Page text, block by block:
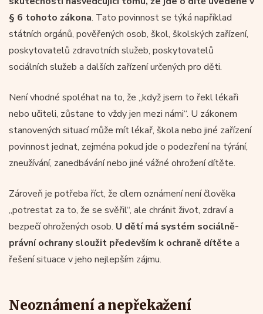
§ 6 tohoto zákona. Tato povinnost se týká například
státních orgánů, pověřených osob, škol, školských zařízení,
poskytovatelů zdravotních služeb, poskytovatelů
sociálních služeb a dalších zařízení určených pro děti.
Není vhodné spoléhat na to, že „když jsem to řekl lékaři
nebo učiteli, zůstane to vždy jen mezi námi“. U zákonem
stanovených situací může mít lékař, škola nebo jiné zařízení
povinnost jednat, zejména pokud jde o podezření na týrání,
zneužívání, zanedbávání nebo jiné vážné ohrožení dítěte.
Zároveň je potřeba říct, že cílem oznámení není člověka
„potrestat za to, že se svěřil“, ale chránit život, zdraví a
bezpečí ohrožených osob. U dětí má systém sociálně-
právní ochrany sloužit především k ochraně dítěte a
řešení situace v jeho nejlepším zájmu.
Neoznámení a nepřekažení